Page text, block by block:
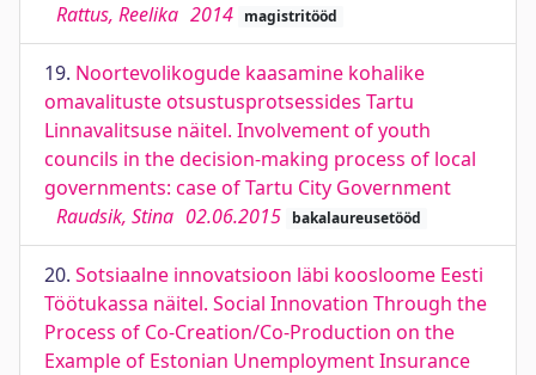
Rattus, Reelika 2014 magistritööd
19. Noortevolikogude kaasamine kohalike
omavalituste otsustusprotsessides Tartu
Linnavalitsuse näitel. Involvement of youth
councils in the decision-making process of local
governments: case of Tartu City Government
Raudsik, Stina 02.06.2015 bakalaureusetööd
20. Sotsiaalne innovatsioon läbi koosloome Eesti
Töötukassa näitel. Social Innovation Through the
Process of Co-Creation/Co-Production on the
Example of Estonian Unemployment Insurance